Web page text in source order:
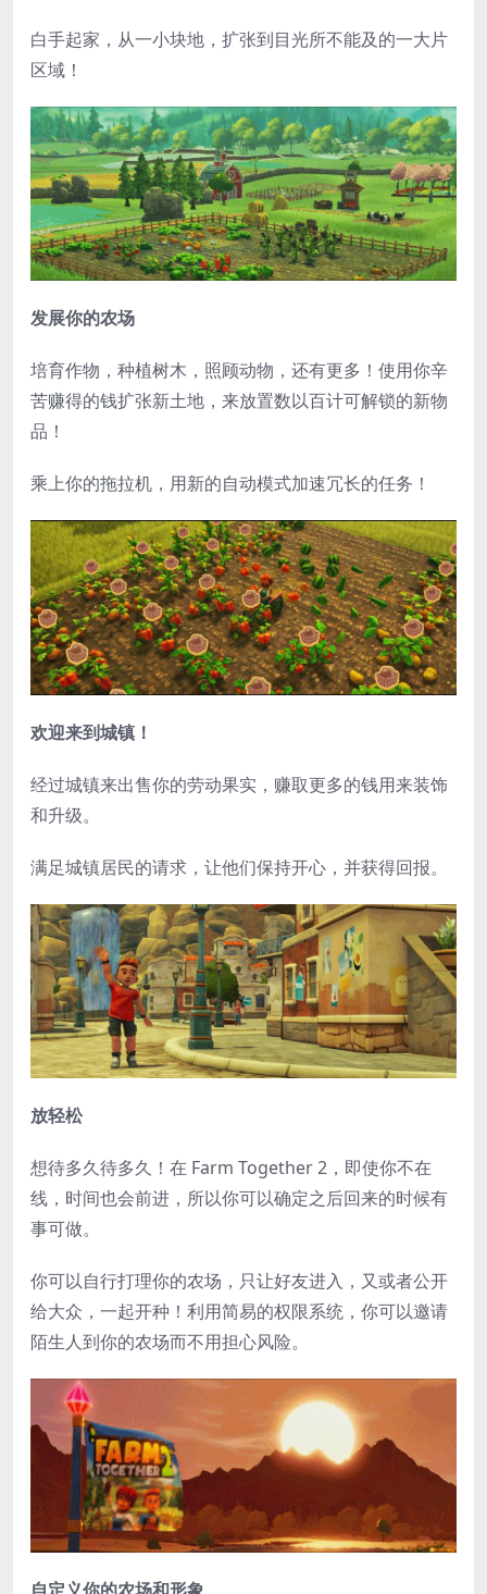
白手起家，从一小块地，扩张到目光所不能及的一大片
区域！
发展你的农场
培育作物，种植树木，照顾动物，还有更多！使用你辛
苦赚得的钱扩张新土地，来放置数以百计可解锁的新物
品！
乘上你的拖拉机，用新的自动模式加速冗长的任务！
欢迎来到城镇！
经过城镇来出售你的劳动果实，赚取更多的钱用来装饰
和升级。
满足城镇居民的请求，让他们保持开心，并获得回报。
放轻松
想待多久待多久！在 Farm Together 2，即使你不在
线，时间也会前进，所以你可以确定之后回来的时候有
事可做。
你可以自行打理你的农场，只让好友进入，又或者公开
给大众，一起开种！利用简易的权限系统，你可以邀请
陌生人到你的农场而不用担心风险。